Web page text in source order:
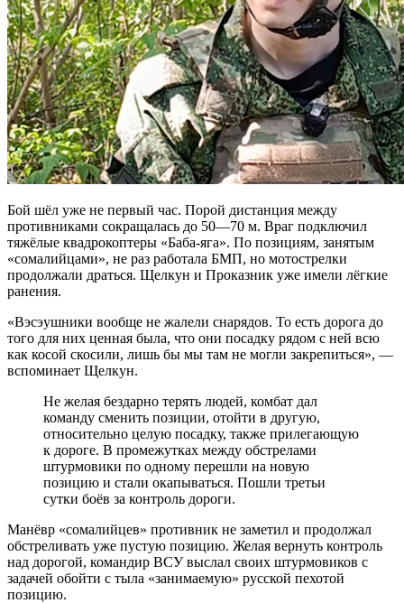
Бой шёл уже не первый час. Порой дистанция между
противниками сокращалась до 50—70 м. Враг подключил
тяжёлые квадрокоптеры «Баба-яга». По позициям, занятым
«сомалийцами», не раз работала БМП, но мотострелки
продолжали драться. Щелкун и Проказник уже имели лёгкие
ранения.
«Вэсэушники вообще не жалели снарядов. То есть дорога до
того для них ценная была, что они посадку рядом с ней всю
как косой скосили, лишь бы мы там не могли закрепиться», —
вспоминает Щелкун.
Не желая бездарно терять людей, комбат дал
команду сменить позиции, отойти в другую,
относительно целую посадку, также прилегающую
к дороге. В промежутках между обстрелами
штурмовики по одному перешли на новую
позицию и стали окапываться. Пошли третьи
сутки боёв за контроль дороги.
Манёвр «сомалийцев» противник не заметил и продолжал
обстреливать уже пустую позицию. Желая вернуть контроль
над дорогой, командир ВСУ выслал своих штурмовиков с
задачей обойти с тыла «занимаемую» русской пехотой
позицию.